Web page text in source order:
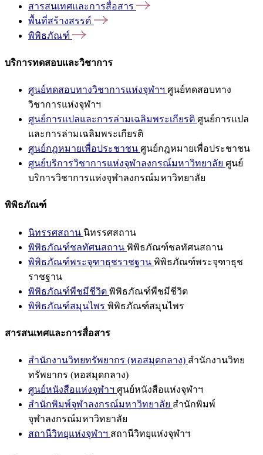
สารสนเทศและการสื่อสาร
พื้นที่สร้างสรรค์
พิพิธภัณฑ์
บริการทดสอบและวิชาการ
ศูนย์ทดสอบทางวิชาการแห่งจุฬาฯ ศูนย์ทดสอบทาง
วิชาการแห่งจุฬาฯ
ศูนย์การแปลและการล่ามเฉลิมพระเกียรติ ศูนย์การแปล
และการล่ามเฉลิมพระเกียรติ
ศูนย์กฎหมายเพื่อประชาชน ศูนย์กฎหมายเพื่อประชาชน
ศูนย์บริการวิชาการแห่งจุฬาลงกรณ์มหาวิทยาลัย ศูนย์
บริการวิชาการแห่งจุฬาลงกรณ์มหาวิทยาลัย
พิพิธภัณฑ์
นิทรรศสถาน นิทรรศสถาน
พิพิธภัณฑ์ชลทัศนสถาน พิพิธภัณฑ์ชลทัศนสถาน
พิพิธภัณฑ์พระจุฑาธุชราชฐาน พิพิธภัณฑ์พระจุฑาธุช
ราชฐาน
พิพิธภัณฑ์พืชมีชีวิต พิพิธภัณฑ์พืชมีชีวิต
พิพิธภัณฑ์สมุนไพร พิพิธภัณฑ์สมุนไพร
สารสนเทศและการสื่อสาร
สำนักงานวิทยทรัพยากร (หอสมุดกลาง) สำนักงานวิทย
ทรัพยากร (หอสมุดกลาง)
ศูนย์หนังสือแห่งจุฬาฯ ศูนย์หนังสือแห่งจุฬาฯ
สำนักพิมพ์จุฬาลงกรณ์มหาวิทยาลัย สำนักพิมพ์
จุฬาลงกรณ์มหาวิทยาลัย
สถานีวิทยุแห่งจุฬาฯ สถานีวิทยุแห่งจุฬาฯ